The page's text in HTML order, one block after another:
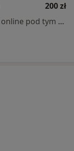
200 zł
Specjalista nie oferuje umawiania online pod tym adresem.